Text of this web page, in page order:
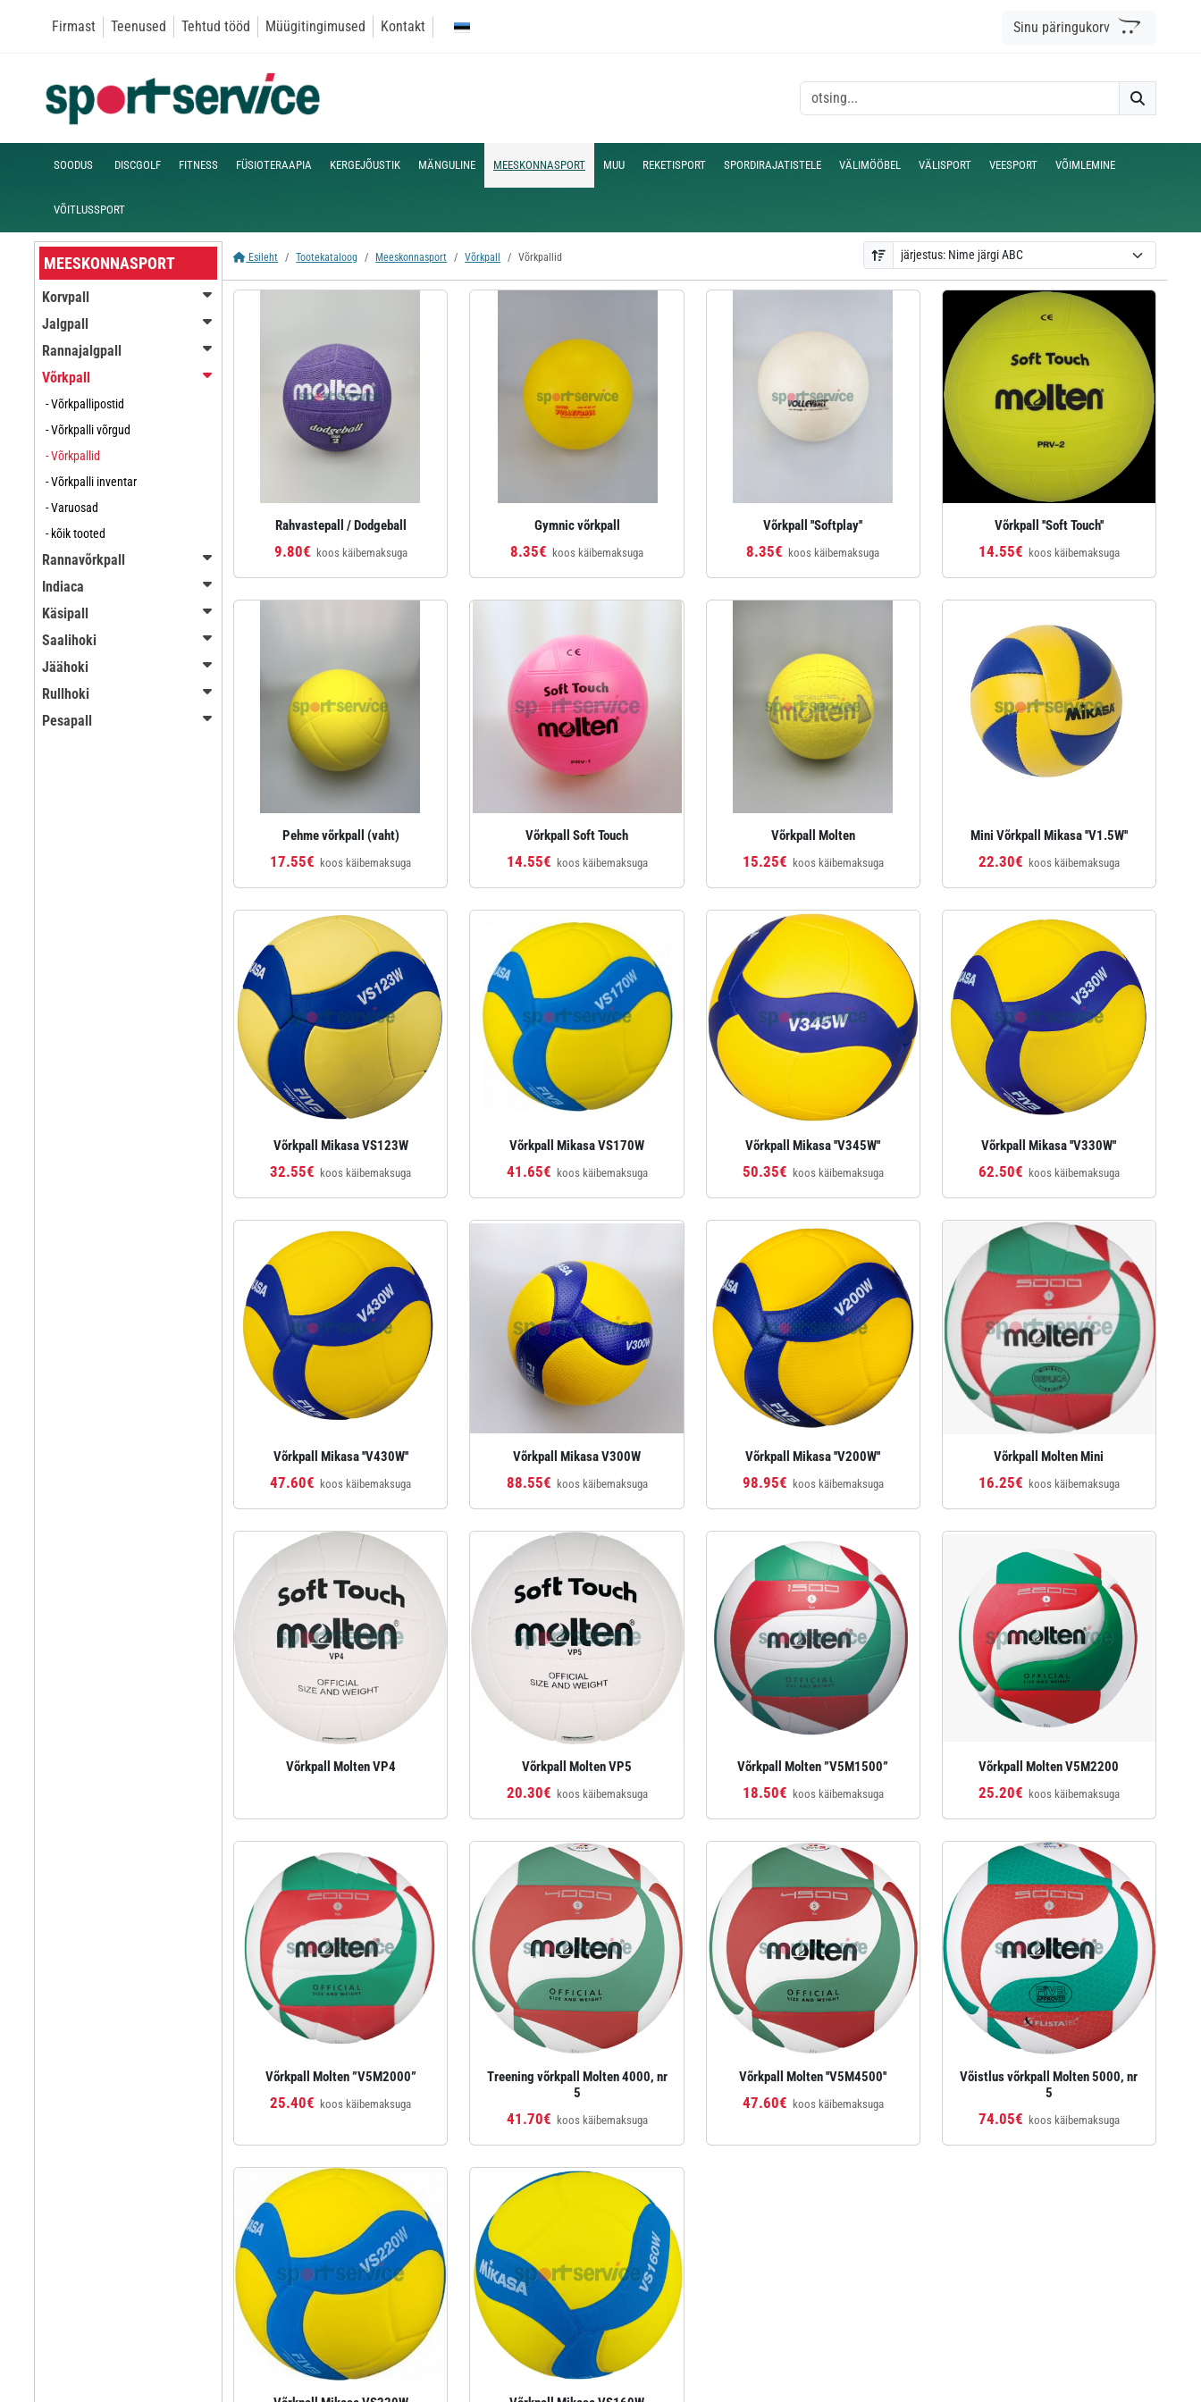
Firmast Teenused Tehtud tööd Müügitingimused Kontakt Sinu päringukorv
SOODUS DISCGOLF FITNESS FÜSIOTERAAPIA KERGEJÕUSTIK MÄNGULINE MEESKONNASPORT MUU REKETISPORT SPORDIRAJATISTELE VÄLIMÖÖBEL VÄLISPORT VEESPORT VÕIMLEMINE
VÕITLUSSPORT
MEESKONNASPORT
Korvpall
Jalgpall
Rannajalgpall
Võrkpall
- Võrkpallipostid
- Võrkpalli võrgud
- Võrkpallid
- Võrkpalli inventar
- Varuosad
- kõik tooted
Rannavõrkpall
Indiaca
Käsipall
Saalihoki
Jäähoki
Rullhoki
Pesapall
Esileht Tootekataloog Meeskonnasport Võrkpall Võrkpallid
Rahvastepall / Dodgeball
9.80€ koos käibemaksuga
Gymnic võrkpall
8.35€ koos käibemaksuga
Võrkpall ''Softplay''
8.35€ koos käibemaksuga
Võrkpall ''Soft Touch''
14.55€ koos käibemaksuga
Pehme võrkpall (vaht)
17.55€ koos käibemaksuga
Võrkpall Soft Touch
14.55€ koos käibemaksuga
Võrkpall Molten
15.25€ koos käibemaksuga
Mini Võrkpall Mikasa ''V1.5W''
22.30€ koos käibemaksuga
Võrkpall Mikasa VS123W
32.55€ koos käibemaksuga
Võrkpall Mikasa VS170W
41.65€ koos käibemaksuga
Võrkpall Mikasa ''V345W''
50.35€ koos käibemaksuga
Võrkpall Mikasa ''V330W''
62.50€ koos käibemaksuga
Võrkpall Mikasa ''V430W''
47.60€ koos käibemaksuga
Võrkpall Mikasa V300W
88.55€ koos käibemaksuga
Võrkpall Mikasa ''V200W''
98.95€ koos käibemaksuga
Võrkpall Molten Mini
16.25€ koos käibemaksuga
Võrkpall Molten VP4 Võrkpall Molten VP5
20.30€ koos käibemaksuga
Võrkpall Molten ”V5M1500”
18.50€ koos käibemaksuga
Võrkpall Molten V5M2200
25.20€ koos käibemaksuga
Võrkpall Molten ”V5M2000”
25.40€ koos käibemaksuga
Treening võrkpall Molten 4000, nr
5
41.70€ koos käibemaksuga
Võrkpall Molten ''V5M4500''
47.60€ koos käibemaksuga
Võistlus võrkpall Molten 5000, nr
5
74.05€ koos käibemaksuga